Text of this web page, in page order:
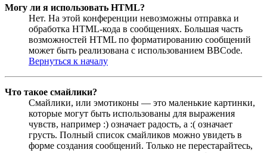
Могу ли я использовать HTML?
Нет. На этой конференции невозможны отправка и
обработка HTML-кода в сообщениях. Большая часть
возможностей HTML по форматированию сообщений
может быть реализована с использованием BBCode.
Вернуться к началу
Что такое смайлики?
Смайлики, или эмотиконы — это маленькие картинки,
которые могут быть использованы для выражения
чувств, например :) означает радость, а :( означает
грусть. Полный список смайликов можно увидеть в
форме создания сообщений. Только не перестарайтесь,